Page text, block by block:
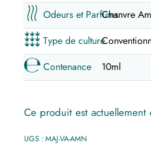
Odeurs et ParfumsChanvre
Type de culture
Contenance
10ml
Ce produit est
UGS :MAJ-VA-AMN